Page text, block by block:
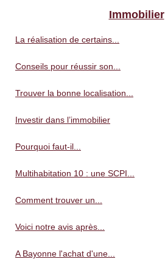
Immobilier
La réalisation de certains...
Conseils pour réussir son...
Trouver la bonne localisation...
Investir dans l’immobilier
Pourquoi faut-il...
Multihabitation 10 : une SCPI...
Comment trouver un...
Voici notre avis après...
A Bayonne l'achat d'une...